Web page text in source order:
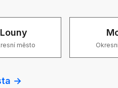
Louny
město
→